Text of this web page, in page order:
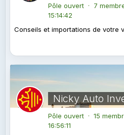
Pôle ouvert · 7
15:14:42
Conseils et importations de votre
Pôle ouvert · 15
16:56:11